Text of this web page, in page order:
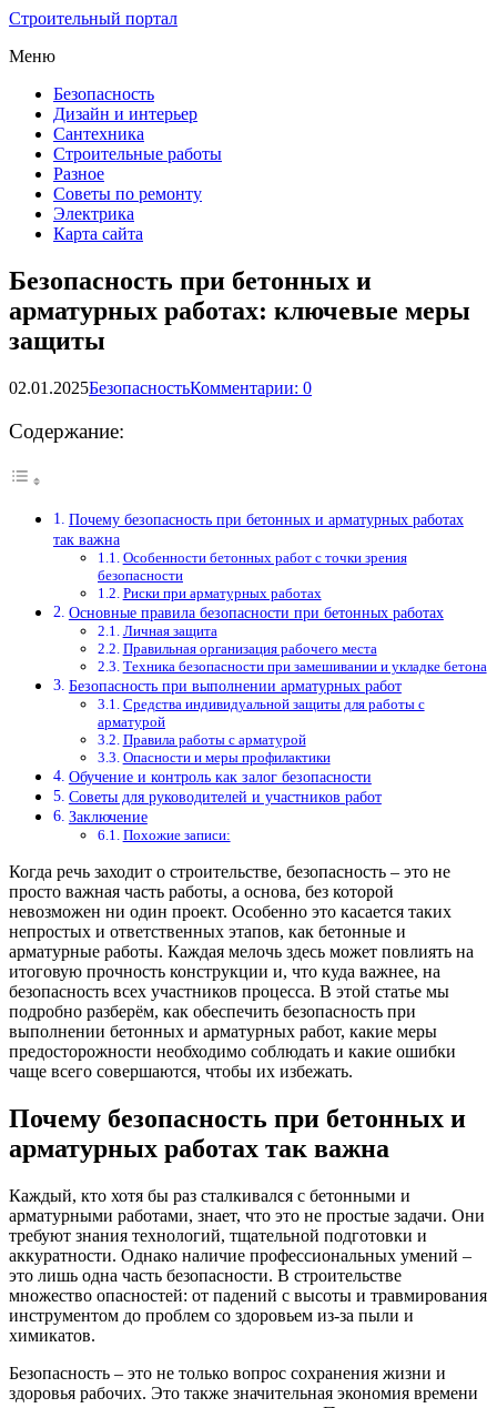
Строительный портал
Меню
Безопасность
Дизайн и интерьер
Сантехника
Строительные работы
Разное
Советы по ремонту
Электрика
Карта сайта
Безопасность при бетонных и
арматурных работах: ключевые меры
защиты
02.01.2025БезопасностьКомментарии: 0
Содержание:
Почему безопасность при бетонных и арматурных работах
так важна
Особенности бетонных работ с точки зрения
безопасности
Риски при арматурных работах
Основные правила безопасности при бетонных работах
Личная защита
Правильная организация рабочего места
Техника безопасности при замешивании и укладке бетона
Безопасность при выполнении арматурных работ
Средства индивидуальной защиты для работы с
арматурой
Правила работы с арматурой
Опасности и меры профилактики
Обучение и контроль как залог безопасности
Советы для руководителей и участников работ
Заключение
Похожие записи:
Когда речь заходит о строительстве, безопасность – это не
просто важная часть работы, а основа, без которой
невозможен ни один проект. Особенно это касается таких
непростых и ответственных этапов, как бетонные и
арматурные работы. Каждая мелочь здесь может повлиять на
итоговую прочность конструкции и, что куда важнее, на
безопасность всех участников процесса. В этой статье мы
подробно разберём, как обеспечить безопасность при
выполнении бетонных и арматурных работ, какие меры
предосторожности необходимо соблюдать и какие ошибки
чаще всего совершаются, чтобы их избежать.
Почему безопасность при бетонных и
арматурных работах так важна
Каждый, кто хотя бы раз сталкивался с бетонными и
арматурными работами, знает, что это не простые задачи. Они
требуют знания технологий, тщательной подготовки и
аккуратности. Однако наличие профессиональных умений –
это лишь одна часть безопасности. В строительстве
множество опасностей: от падений с высоты и травмирования
инструментом до проблем со здоровьем из-за пыли и
химикатов.
Безопасность – это не только вопрос сохранения жизни и
здоровья рабочих. Это также значительная экономия времени